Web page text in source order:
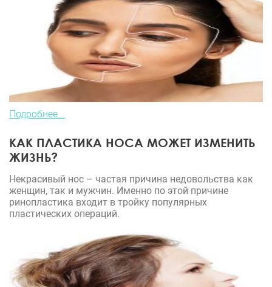
Подробнее...
КАК ПЛАСТИКА НОСА МОЖЕТ ИЗМЕНИТЬ
ЖИЗНЬ?
Некрасивый нос – частая причина недовольства как
женщин, так и мужчин. Именно по этой причине
ринопластика входит в тройку популярных
пластических операций.